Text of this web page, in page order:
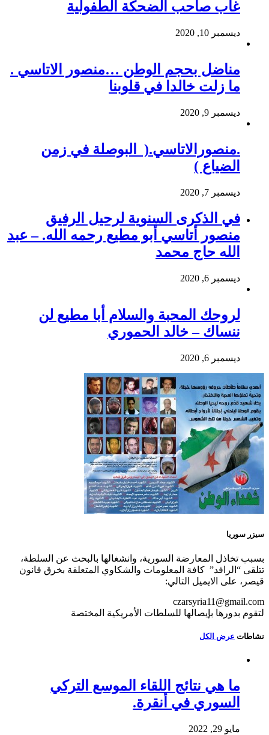
غاب صاحب الضحكة الطفولية
ديسمبر 10, 2020
مناضل بحجم الوطن …منصور الاتاسي .
ما زلت خالدا في قلوبنا
ديسمبر 9, 2020
.منصورالاتاسي.( البوصلة في زمن
الضياع )
ديسمبر 7, 2020
في الذكرى السنوية لرحيل الرفيق
منصور أتاسي أبو مطيع رحمه الله. – عبد
الله حاج محمد
ديسمبر 6, 2020
لروحك المحبة والسلام أبا مطيع لن
ننساك – خالد الحموري
ديسمبر 6, 2020
سيزر سوريا
بسبب تخاذل المعارضة السورية، وانشغالها بالبحث عن السلطة،
تتلقى “الرافد” كافة المعلومات والشكاوي المتعلقة بخرق قانون
قيصر، على الايميل التالي:
czarsyria11@gmail.com
لتقوم بدورها بإيصالها للسلطات الأمريكية المختصة
نشاطات عرض الكل
ما هي نتائج اللقاء الموسع التركي
السوري في أنقرة.
مايو 29, 2022